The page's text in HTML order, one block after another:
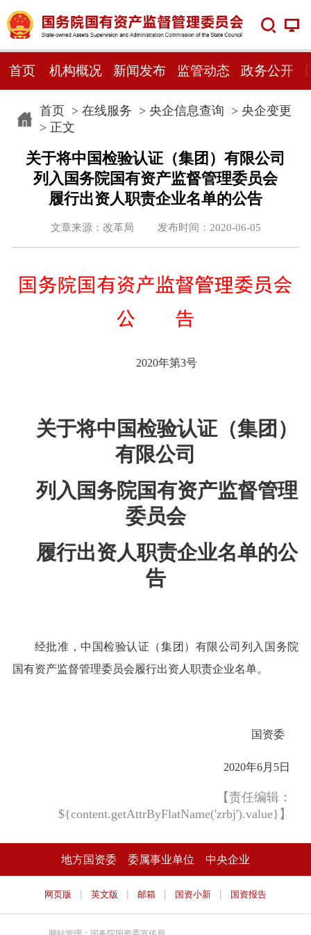
首页 机构概况 新闻发布 监管动态 政务公开
首页> 在线服务 > 央企信息查询 > 央企变更
> 正文
关于将中国检验认证（集团）有限公司
列入国务院国有资产监督管理委员会
履行出资人职责企业名单的公告
文章来源：改革局 发布时间：2020-06-05
2020年第3号
关于将中国检验认证（集团）
有限公司
列入国务院国有资产监督管理
委员会
履行出资人职责企业名单的公
告
经批准，中国检验认证（集团）有限公司列入国务院
国有资产监督管理委员会履行出资人职责企业名单。
国资委
2020年6月5日
【责任编辑：
${content.getAttrByFlatName('zrbj').value}】
地方国资委 委属事业单位 中央企业
网页版 | 英文版 | 邮箱 | 国资小新 | 国资报告